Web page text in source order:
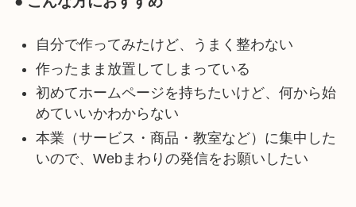
自分で作ってみたけど、うまく整わない
作ったまま放置してしまっている
初めてホームページを持ちたいけど、何から始
めていいかわからない
本業（サービス・商品・教室など）に集中した
いので、Webまわりの発信をお願いしたい